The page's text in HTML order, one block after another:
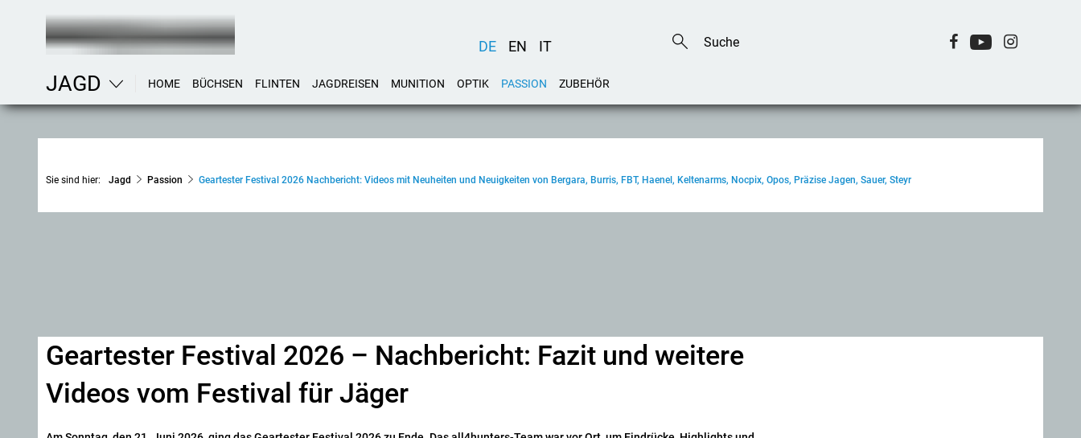
DE EN IT
JAGD HOME BÜCHSEN FLINTEN JAGDREISEN MUNITION OPTIK PASSION ZUBEHÖR
Sie sind hier: Jagd Passion Geartester Festival 2026 Nachbericht: Videos mit Neuheiten und Neuigkeiten von Bergara, Burris, FBT, Haenel, Keltenarms, Nocpix, Opos, Präzise Jagen, Sauer, Steyr
Geartester Festival 2026 – Nachbericht: Fazit und weitere
Videos vom Festival für Jäger